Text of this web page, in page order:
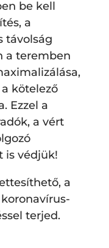
be kell
a
távolság
a teremben
kötelező
Ezzel a
a vért
is védjük!
a
terjed.